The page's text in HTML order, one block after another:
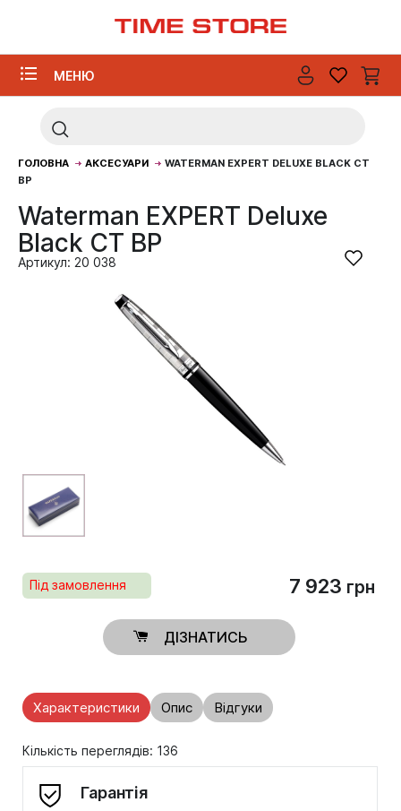
МЕНЮ
ГОЛОВНА АКСЕСУАРИ
WATERMAN EXPERT DELUXE BLACK CT
BP
Waterman EXPERT Deluxe
Black CT BP
Артикул: 20 038
Під замовлення 7 923 грн
ДІЗНАТИСЬ
Характеристики Опис Відгуки
Кількість переглядів: 136
Гарантія